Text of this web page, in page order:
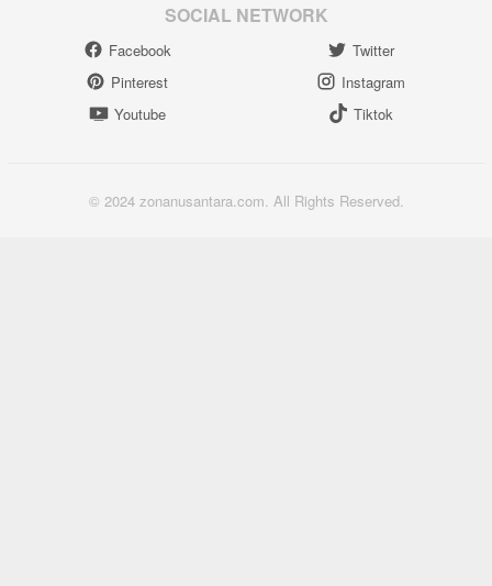
SOCIAL NETWORK
Facebook
Twitter
Pinterest
Instagram
Youtube
Tiktok
© 2024 zonanusantara.com. All Rights Reserved.